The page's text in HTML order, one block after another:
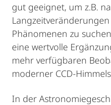
gut geeignet, um z.B.
Phänomenen zu
eine wertvolle
mehr verfügbaren
moderner CCD-
In der